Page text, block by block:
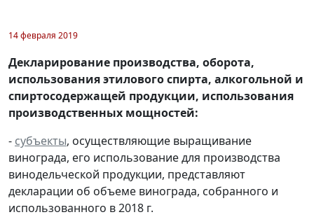
14 февраля 2019
Декларирование производства, оборота,
использования этилового спирта, алкогольной и
спиртосодержащей продукции, использования
производственных мощностей:
- субъекты, осуществляющие выращивание
винограда, его использование для производства
винодельческой продукции, представляют
декларации об объеме винограда, собранного и
использованного в 2018 г.